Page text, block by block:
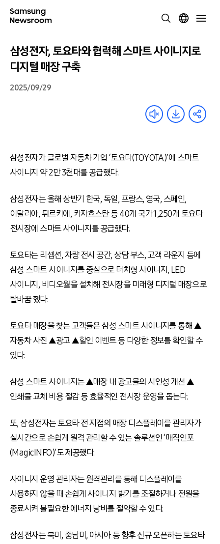
삼성전자, 토요타와 협력해 스마트 사이니지로
디지털 매장 구축
2025/09/29
삼성전자가 글로벌 자동차 기업 ‘토요타(TOYOTA)’에 스마트
사이니지 약 2만 3천대를 공급했다.
삼성전자는 올해 상반기 한국, 독일, 프랑스, 영국, 스페인,
이탈리아, 튀르키에, 카자흐스탄 등 40개 국가 1,250개 토요타
전시장에 스마트 사이니지를 공급했다.
토요타는 리셉션, 차량 전시 공간, 상담 부스, 고객 라운지 등에
삼성 스마트 사이니지를 중심으로 터치형 사이니지, LED
사이니지, 비디오월을 설치해 전시장을 미래형 디지털 매장으로
탈바꿈 했다.
토요타 매장을 찾는 고객들은 삼성 스마트 사이니지를 통해 ▲
자동차 사진 ▲광고 ▲할인 이벤트 등 다양한 정보를 확인할 수
있다.
삼성 스마트 사이니지는 ▲매장 내 광고물의 시인성 개선 ▲
인쇄물 교체 비용 절감 등 효율적인 전시장 운영을 돕는다.
또, 삼성전자는 토요타 전 지점의 매장 디스플레이를 관리자가
실시간으로 손쉽게 원격 관리할 수 있는 솔루션인 ‘매직인포
(MagicINFO)’도 제공했다.
사이니지 운영 관리자는 원격관리를 통해 디스플레이를
사용하지 않을 때 손쉽게 사이니지 밝기를 조절하거나 전원을
종료시켜 불필요한 에너지 낭비를 절약할 수 있다.
삼성전자는 북미, 중남미, 아시아 등 향후 신규 오픈하는 토요타